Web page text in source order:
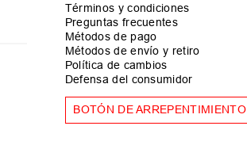
Términos y condiciones
Preguntas frecuentes
Métodos de pago
Métodos de envío y retiro
Política de cambios
Defensa del consumidor
BOTÓN DE ARREPENTIMIENTO